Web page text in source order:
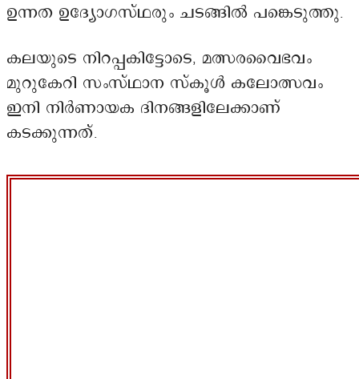
ഉന്നത ഉദ്യോഗസ്ഥരും ചടങ്ങിൽ പങ്കെടുത്തു.
കലയുടെ നിറപ്പകിട്ടോടെ, മത്സരവൈഭവം
മുറുകേറി സംസ്ഥാന സ്കൂൾ കലോത്സവം
ഇനി നിർണായക ദിനങ്ങളിലേക്കാണ്
കടക്കുന്നത്.